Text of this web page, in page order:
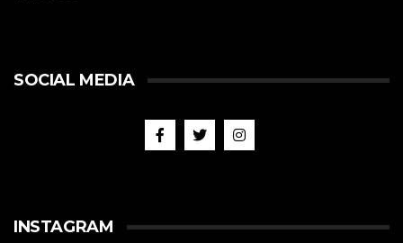
SOCIAL MEDIA
INSTAGRAM